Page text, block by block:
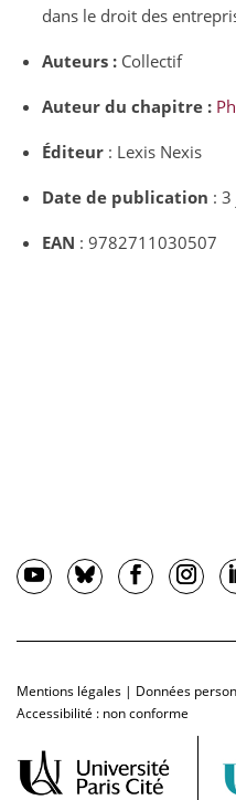
dans le droit des
Auteurs : Collectif
Auteur du chapitre :
Éditeur : Lexis Nexis
Date de publication :
EAN : 9782711030507
Mentions légales | Données
Accessibilité : non conforme